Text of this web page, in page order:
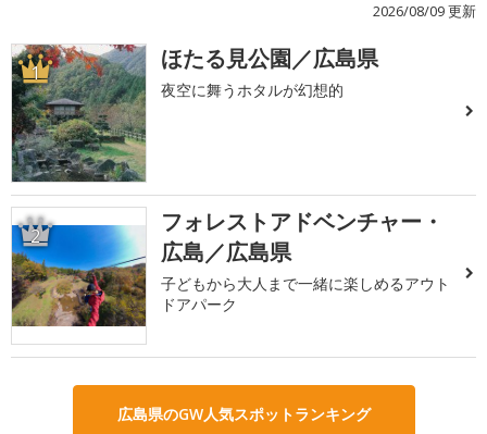
2026/08/09 更新
1 ほたる見公園／広島県
夜空に舞うホタルが幻想的
2
フォレストアドベンチャー・
広島／広島県
子どもから大人まで一緒に楽しめるアウト
ドアパーク
広島県のGW人気スポットランキング